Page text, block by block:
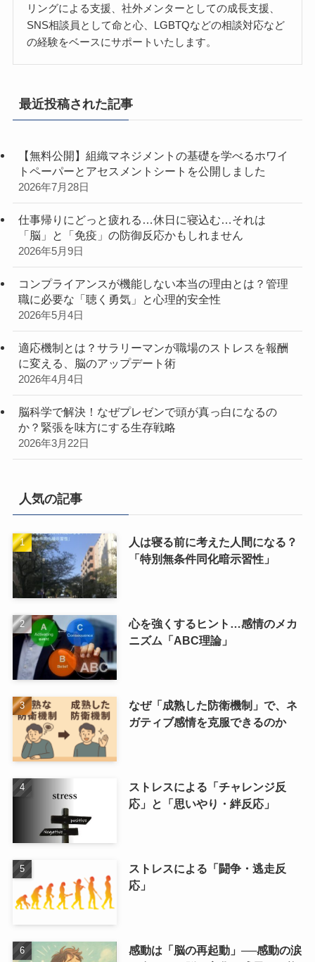
リングによる支援、社外メンターとしての成長支援、
SNS相談員として命と心、LGBTQなどの相談対応など
の経験をベースにサポートいたします。
最近投稿された記事
【無料公開】組織マネジメントの基礎を学べるホワイ
トペーパーとアセスメントシートを公開しました
2026年7月28日
仕事帰りにどっと疲れる…休日に寝込む…それは
「脳」と「免疫」の防御反応かもしれません
2026年5月9日
コンプライアンスが機能しない本当の理由とは？管理
職に必要な「聴く勇気」と心理的安全性
2026年5月4日
適応機制とは？サラリーマンが職場のストレスを報酬
に変える、脳のアップデート術
2026年4月4日
脳科学で解決！なぜプレゼンで頭が真っ白になるの
か？緊張を味方にする生存戦略
2026年3月22日
人気の記事
人は寝る前に考えた人間になる？
「特別無条件同化暗示習性」
心を強くするヒント…感情のメカ
ニズム「ABC理論」
なぜ「成熟した防衛機制」で、ネ
ガティブ感情を克服できるのか
ストレスによる「チャレンジ反
応」と「思いやり・絆反応」
ストレスによる「闘争・逃走反
応」
感動は「脳の再起動」──感動の涙